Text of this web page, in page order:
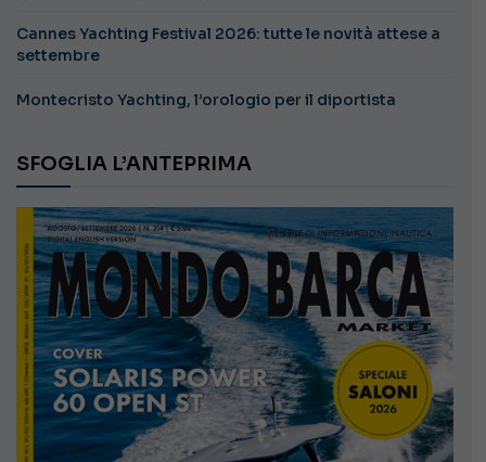
Cannes Yachting Festival 2026: tutte le novità attese a
settembre
Montecristo Yachting, l’orologio per il diportista
SFOGLIA L’ANTEPRIMA